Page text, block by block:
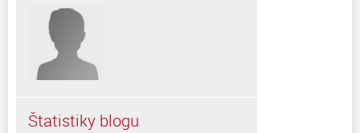
Štatistiky blogu